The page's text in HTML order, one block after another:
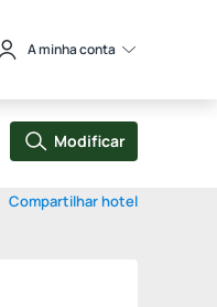
A minha conta
Modificar
Compartilhar hotel